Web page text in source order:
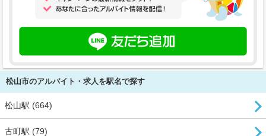
松山市のアルバイト・求人を駅名で探す
松山駅 (664)
古町駅 (79)